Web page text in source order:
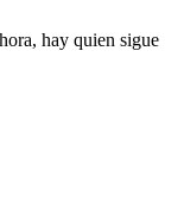
hay quien sigue